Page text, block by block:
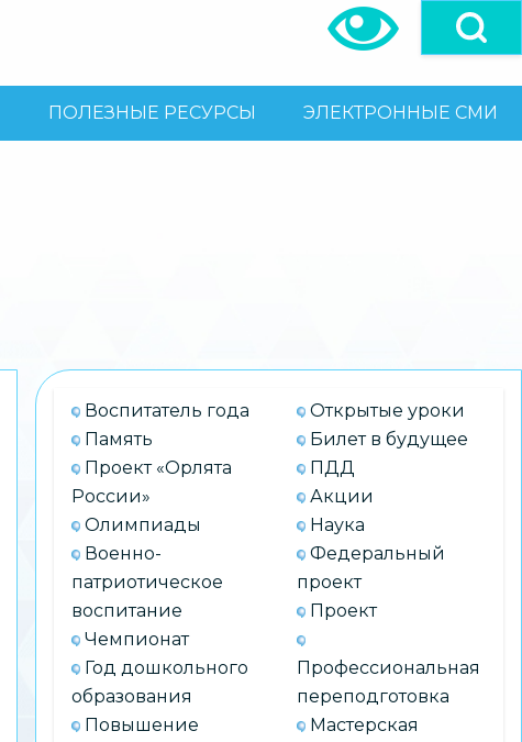
ПОЛЕЗНЫЕ РЕСУРСЫ ЭЛЕКТРОННЫЕ СМИ
Воспитатель года
Память
Проект «Орлята
России»
Олимпиады
Военно-
патриотическое
воспитание
Чемпионат
Год дошкольного
образования
Повышение
Открытые уроки
Билет в будущее
ПДД
Акции
Наука
Федеральный
проект
Проект
Профессиональная
переподготовка
Мастерская